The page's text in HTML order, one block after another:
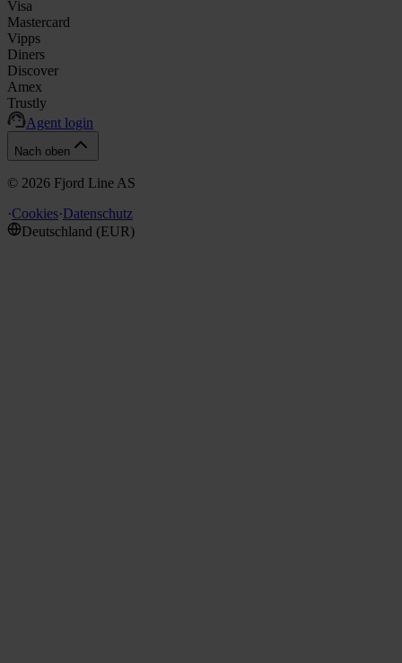
Visa
Mastercard
Vipps
Diners
Discover
Amex
Trustly
Agent login
Nach oben
© 2026 Fjord Line AS
·Cookies·Datenschutz
Deutschland (EUR)